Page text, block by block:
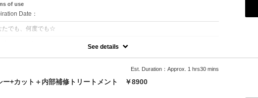
of use
Date：
たでも、何度でも☆
が1/5のため、綺麗な色味で毎回染められます。
ンプー・ブロー込
See details
Est. Duration：Approx. 1 hrs30 mins
+カット＋内部補修トリートメント ￥8900